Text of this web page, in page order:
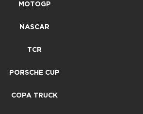
MOTOGP
NASCAR
TCR
PORSCHE CUP
COPA TRUCK